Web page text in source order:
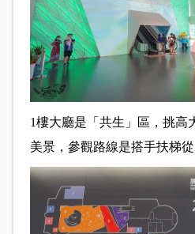
1樓大廳是「共生」區，挑高
美景，參觀路線是搭手扶梯從